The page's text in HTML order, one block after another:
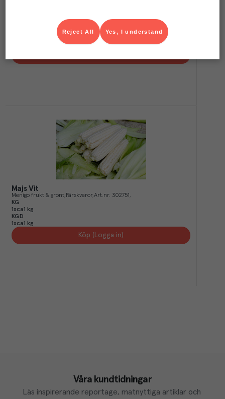
Majs Vit
Menigo frukt & grönt Färskvaror Art.nr. 302751
KG
1xca1 kg
KGD
1xca1 kg
Köp (Logga in)
Våra kundtidningar
Läs inspirerande reportage, matnyttiga artiklar och
Yes, I understand
Reject All